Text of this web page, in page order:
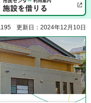
更新日：2024年12月10日